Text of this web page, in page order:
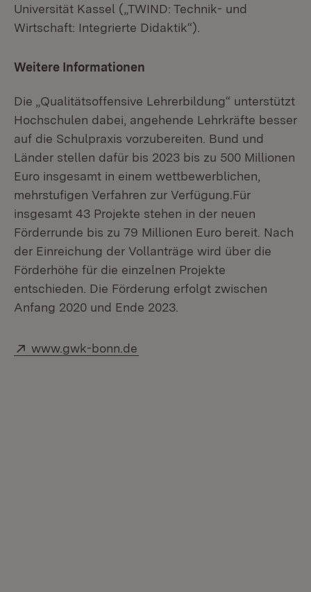
Universität Kassel („TWIND: Technik- und
Wirtschaft: Integrierte Didaktik“).
Weitere Informationen
Die „Qualitätsoffensive Lehrerbildung“ unterstützt
Hochschulen dabei, angehende Lehrkräfte besser
auf die Schulpraxis vorzubereiten. Bund und
Länder stellen dafür bis 2023 bis zu 500 Millionen
Euro insgesamt in einem wettbewerblichen,
mehrstufigen Verfahren zur Verfügung.Für
insgesamt 43 Projekte stehen in der neuen
Förderrunde bis zu 79 Millionen Euro bereit. Nach
der Einreichung der Vollanträge wird über die
Förderhöhe für die einzelnen Projekte
entschieden. Die Förderung erfolgt zwischen
Anfang 2020 und Ende 2023.
Extern:
www.gwk-bonn.de